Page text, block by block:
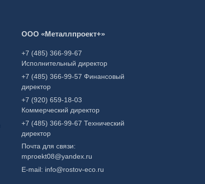
корма
ООО «Металлпроект+»
+7 (485) 366-99-67
Исполнительный директор
+7 (485) 366-99-57 Финансовый
директор
+7 (920) 659-18-03
Коммерческий директор
+7 (485) 366-99-67 Технический
директор
Почта для связи:
mproekt08@yandex.ru
E-mail: info@rostov-eco.ru